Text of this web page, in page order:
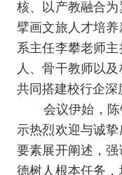
核、以产教融合为
擘画文旅人才培
系主任李攀老师
人、骨干教师以
共同搭建校行企深
会议伊始，
示热烈欢迎与诚
要素展开阐述，
德树人根本任务